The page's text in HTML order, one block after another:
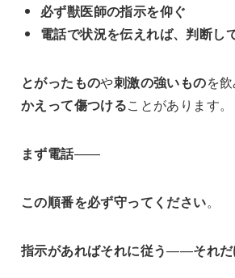
必ず獣医師の指示を仰ぐ
電話で状況を伝えれば、判断し
とがったものや刺激の強いものを
かえって傷つけることがあります。
まず電話——
この順番を必ず守ってください。
指示があればそれに従う——それ